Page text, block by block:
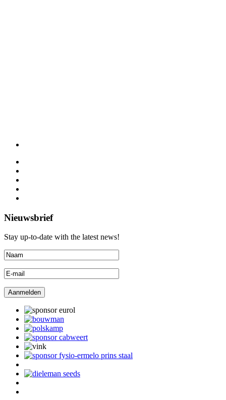
Nieuwsbrief
Stay up-to-date with the latest news!